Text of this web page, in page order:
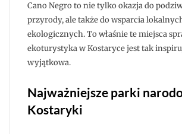
Cano Negro to nie tylko okazja do
przyrody, ale także do wsparcia
ekologicznych. To właśnie te miejsca
ekoturystyka w Kostaryce jest tak
wyjątkowa.
Najważniejsze parki
Kostaryki